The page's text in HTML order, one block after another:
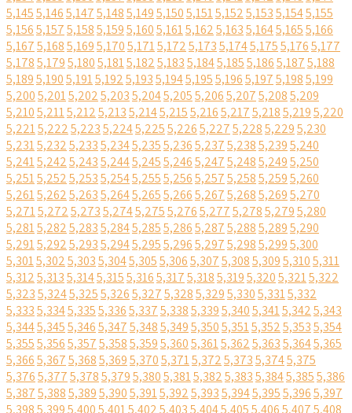
5,1455,1465,1475,1485,1495,1505,1515,1525,1535,1545,155
5,1565,1575,1585,1595,1605,1615,1625,1635,1645,1655,166
5,1675,1685,1695,1705,1715,1725,1735,1745,1755,1765,177
5,1785,1795,1805,1815,1825,1835,1845,1855,1865,1875,188
5,1895,1905,1915,1925,1935,1945,1955,1965,1975,1985,199
5,2005,2015,2025,2035,2045,2055,2065,2075,2085,209
5,2105,2115,2125,2135,2145,2155,2165,2175,2185,2195,220
5,2215,2225,2235,2245,2255,2265,2275,2285,2295,230
5,2315,2325,2335,2345,2355,2365,2375,2385,2395,240
5,2415,2425,2435,2445,2455,2465,2475,2485,2495,250
5,2515,2525,2535,2545,2555,2565,2575,2585,2595,260
5,2615,2625,2635,2645,2655,2665,2675,2685,2695,270
5,2715,2725,2735,2745,2755,2765,2775,2785,2795,280
5,2815,2825,2835,2845,2855,2865,2875,2885,2895,290
5,2915,2925,2935,2945,2955,2965,2975,2985,2995,300
5,3015,3025,3035,3045,3055,3065,3075,3085,3095,3105,311
5,3125,3135,3145,3155,3165,3175,3185,3195,3205,3215,322
5,3235,3245,3255,3265,3275,3285,3295,3305,3315,332
5,3335,3345,3355,3365,3375,3385,3395,3405,3415,3425,343
5,3445,3455,3465,3475,3485,3495,3505,3515,3525,3535,354
5,3555,3565,3575,3585,3595,3605,3615,3625,3635,3645,365
5,3665,3675,3685,3695,3705,3715,3725,3735,3745,375
5,3765,3775,3785,3795,3805,3815,3825,3835,3845,3855,386
5,3875,3885,3895,3905,3915,3925,3935,3945,3955,3965,397